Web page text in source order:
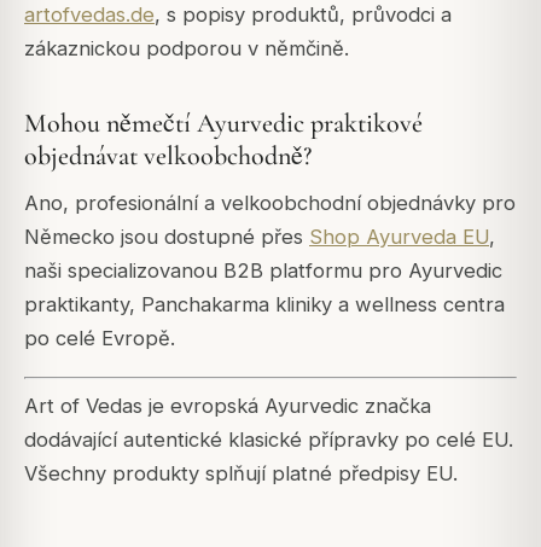
artofvedas.de, s popisy produktů, průvodci a
zákaznickou podporou v němčině.
Mohou němečtí Ayurvedic praktikové
objednávat velkoobchodně?
Ano, profesionální a velkoobchodní objednávky pro
Německo jsou dostupné přes Shop Ayurveda EU,
naši specializovanou B2B platformu pro Ayurvedic
praktikanty, Panchakarma kliniky a wellness centra
po celé Evropě.
Art of Vedas je evropská Ayurvedic značka
dodávající autentické klasické přípravky po celé EU.
Všechny produkty splňují platné předpisy EU.